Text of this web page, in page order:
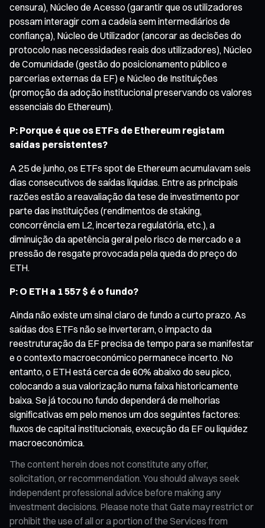
censura), Núcleo de Acesso (garantir que os utilizadores
possam interagir com a cadeia sem intermediários de
confiança), Núcleo de Utilizador (ancorar as decisões do
protocolo nas necessidades reais dos utilizadores), Núcleo
de Comunidade (gestão do posicionamento público e
parcerias externas da EF) e Núcleo de Instituições
(promoção da adoção institucional preservando os valores
essenciais do Ethereum).
P: Porque é que os ETFs de Ethereum registam
saídas persistentes?
A 25 de junho, os ETFs spot de Ethereum acumulavam seis
dias consecutivos de saídas líquidas. Entre as principais
razões estão a reavaliação da tese de investimento por
parte das instituições (rendimentos de staking,
concorrência em L2, incerteza regulatória, etc.), a
diminuição da apetência geral pelo risco de mercado e a
pressão de resgate provocada pela queda do preço do
ETH.
P: O ETH a 1 557 $ é o fundo?
Ainda não existe um sinal claro de fundo a curto prazo. As
saídas dos ETFs não se inverteram, o impacto da
reestruturação da EF precisa de tempo para se manifestar
e o contexto macroeconómico permanece incerto. No
entanto, o ETH está cerca de 60% abaixo do seu pico,
colocando a sua valorização numa faixa historicamente
baixa. Se já tocou no fundo dependerá de melhorias
significativas em pelo menos um dos seguintes factores:
fluxos de capital institucionais, execução da EF ou liquidez
macroeconómica.
The content herein does not constitute any offer,
solicitation, or recommendation. You should always seek
independent professional advice before making any
investment decisions. Please note that Gate may restrict or
prohibit the use of all or a portion of the Services from